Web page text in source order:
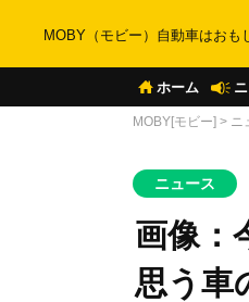
MOBY（モビー）自動車はおも
ホーム
MOBY[モビー] > ニ
ニュース
画像：
思う車